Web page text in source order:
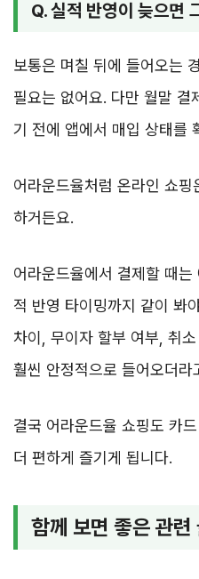
Q. 실적 반영이 늦으면
보통은 며칠 뒤에 들어오는
필요는 없어요. 다만 월말 결
기 전에 앱에서 매입 상태를
어라운드율처럼 온라인 쇼
하거든요.
어라운드율에서 결제할 때
적 반영 타이밍까지 같이 봐
차이, 무이자 할부 여부, 취
훨씬 안정적으로 들어오더라
결국 어라운드율 쇼핑도 카
더 편하게 즐기게 됩니다.
함께 보면 좋은 관련